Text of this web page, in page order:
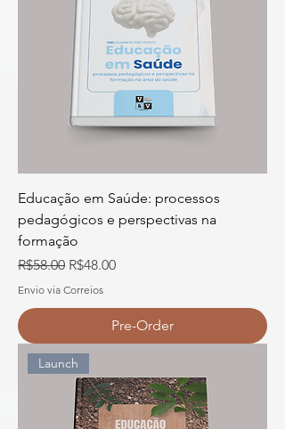
Educação em Saúde: processos
pedagógicos e perspectivas na
formação
Regular Price
R$58.00 Sale Price
R$48.00
Envio via Correios
Pre-Order
Launch